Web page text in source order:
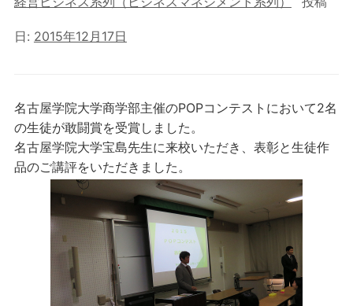
日: 2015年12月17日
名古屋学院大学商学部主催のPOPコンテストにおいて2名
の生徒が敢闘賞を受賞しました。
名古屋学院大学宝島先生に来校いただき、表彰と生徒作
品のご講評をいただきました。